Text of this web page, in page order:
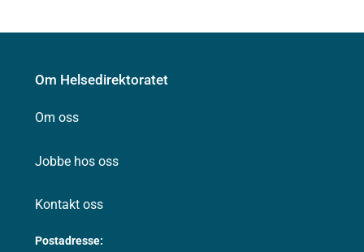
Om Helsedirektoratet
Om oss
Jobbe hos oss
Kontakt oss
Postadresse: